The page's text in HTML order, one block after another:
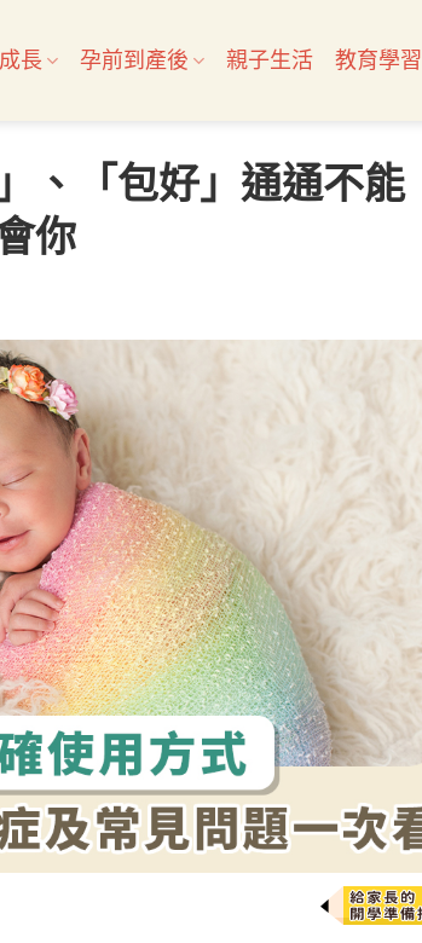
長 孕前到產後 親子生活 教育學習
、「包好」通通不能
你